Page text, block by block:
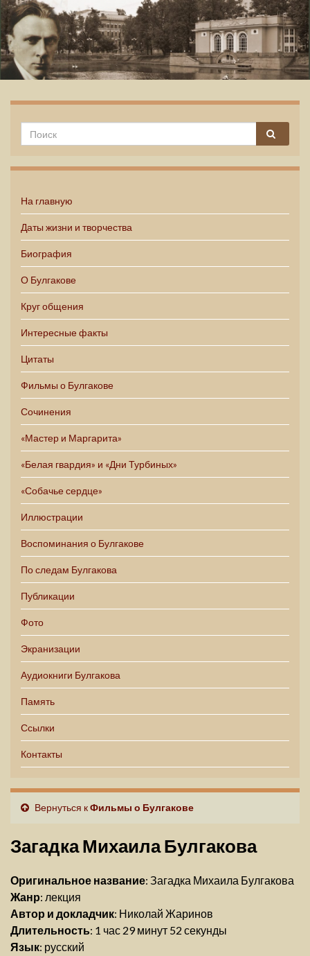
На главную
Даты жизни и творчества
Биография
О Булгакове
Круг общения
Интересные факты
Цитаты
Фильмы о Булгакове
Сочинения
«Мастер и Маргарита»
«Белая гвардия» и «Дни Турбиных»
«Собачье сердце»
Иллюстрации
Воспоминания о Булгакове
По следам Булгакова
Публикации
Фото
Экранизации
Аудиокниги Булгакова
Память
Ссылки
Контакты
Вернуться кФильмы о Булгакове
Загадка Михаила Булгакова
Оригинальное название: Загадка Михаила Булгакова
Жанр: лекция
Автор и докладчик: Николай Жаринов
Длительность: 1 час 29 минут 52 секунды
Язык: русский